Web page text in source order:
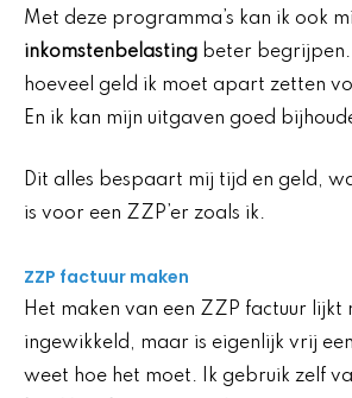
Met deze programma’s kan ik ook
inkomstenbelasting beter begrijpen.
hoeveel geld ik moet apart zetten
En ik kan mijn uitgaven goed
Dit alles bespaart mij tijd en geld,
is voor een ZZP’er zoals ik.
ZZP factuur maken
Het maken van een ZZP factuur lijkt
ingewikkeld, maar is eigenlijk vrij
weet hoe het moet. Ik gebruik zelf